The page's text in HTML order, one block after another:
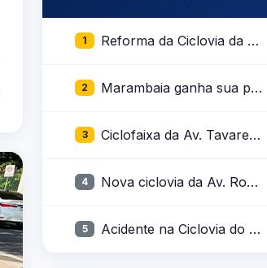
1 Reforma da Ciclovia da Av. Almirante Barroso no perímetro entre Tv. Perebebuí e Lomas Valentinas
2 Marambaia ganha sua primeira ciclofaixa após inauguração parcial da Rua da Marinha
3 Ciclofaixa da Av. Tavares Bastos com buraco ocupando quase toda a via
4 Nova ciclovia da Av. Romulo Maiorana
5 Acidente na Ciclovia do BRT: Destroços Obstruem a Passagem dos Ciclistas